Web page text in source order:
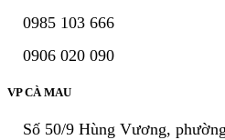
0985 103 666
0906 020 090
VP CÀ MAU
Số 50/9 Hùng Vương,